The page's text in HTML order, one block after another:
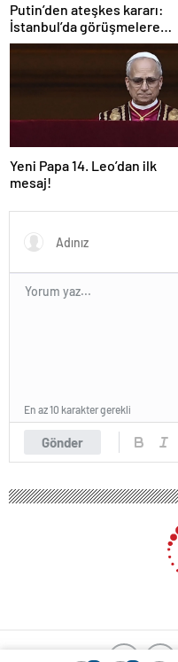
Putin’den ateşkes kararı:
İstanbul’da görüşmelere
başlamayı öneriyoruz
Yeni Papa 14. Leo’dan ilk
mesaj!
Gönder
En az 10 karakter gerekli